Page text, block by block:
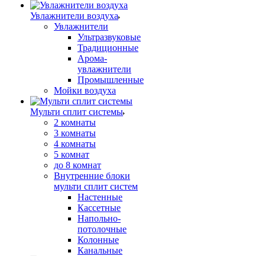
Увлажнители воздуха
Увлажнители
Ультразвуковые
Традиционные
Арома-
увлажнители
Промышленные
Мойки воздуха
Мульти сплит системы
2 комнаты
3 комнаты
4 комнаты
5 комнат
до 8 комнат
Внутренние блоки
мульти сплит систем
Настенные
Кассетные
Напольно-
потолочные
Колонные
Канальные